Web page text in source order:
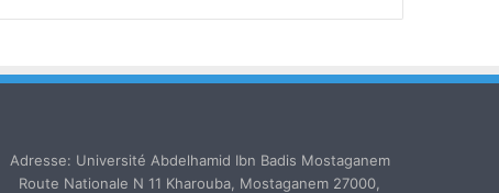
Adresse: Université Abdelhamid Ibn Badis Mostaganem
Route Nationale N 11 Kharouba, Mostaganem 27000,